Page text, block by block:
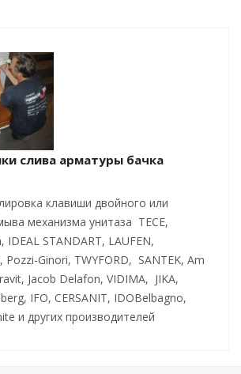
слива арматуры бачка
клавиши двойного или
механизма унитаза TECE,
IDEAL STANDART, LAUFEN,
Pozzi-Ginori, TWYFORD, SANTEK, Am
Jacob Delafon, VIDIMA, JIKA,
IFO, CERSANIT, IDOBelbagno,
и других производителей